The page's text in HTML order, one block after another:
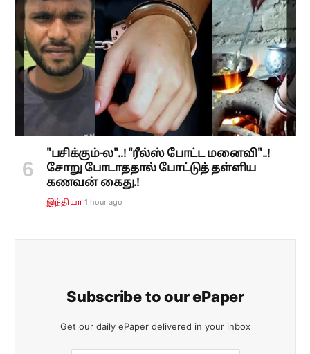
"பசிக்கும்-ல"..! "ரீல்ஸ் போட்ட மனைவி"..!
சோறு போடாததால் போட்டுத் தள்ளிய
கணவன் கைது.!
இந்தியா 1 hour ago
Subscribe to our ePaper
Get our daily ePaper delivered in your inbox